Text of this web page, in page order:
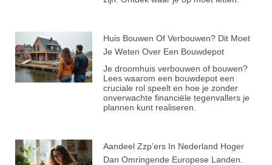
Huis Bouwen Of Verbouwen? Dit Moet
Je Weten Over Een Bouwdepot
Je droomhuis verbouwen of bouwen?
Lees waarom een bouwdepot een
cruciale rol speelt en hoe je zonder
onverwachte financiële tegenvallers je
plannen kunt realiseren.
Aandeel Zzp’ers In Nederland Hoger
Dan Omringende Europese Landen.